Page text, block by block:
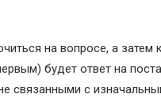
на вопросе, а затем
будет ответ на
связанными с